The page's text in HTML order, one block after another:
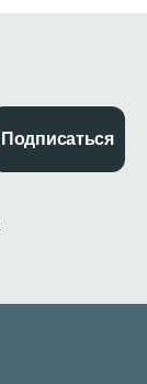
Подписаться